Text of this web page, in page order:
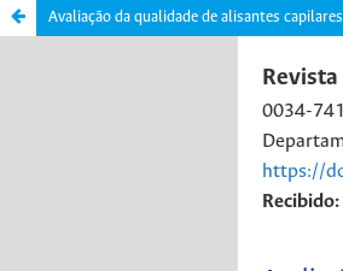
Avaliação da qualidade de alisantes